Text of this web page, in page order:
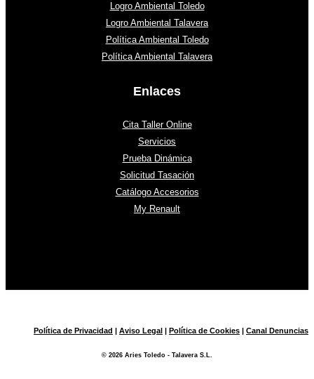
Logro Ambiental Toledo
Logro Ambiental Talavera
Política Ambiental Toledo
Política Ambiental Talavera
Enlaces
Cita Taller Online
Servicios
Prueba Dinámica
Solicitud Tasación
Catálogo Accesorios
My Renault
Política de Privacidad | Aviso Legal | Política de Cookies | Canal Denuncias
© 2026 Aries Toledo - Talavera S.L.